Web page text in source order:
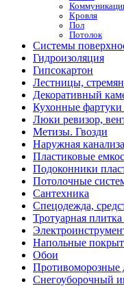
Кровля
Пол
Потолок
Системы
Гидроизоляция
Гипсокартон
Лестницы,
Декоративный
Кухонные
Люки ревизор,
Метизы. Гвозди
Наружная
Пластиковые
Подоконники
Потолочные
Сантехника
Спецодежда,
Тротуарная
Напольные
Обои
Противоморозные
Снегоуборочный